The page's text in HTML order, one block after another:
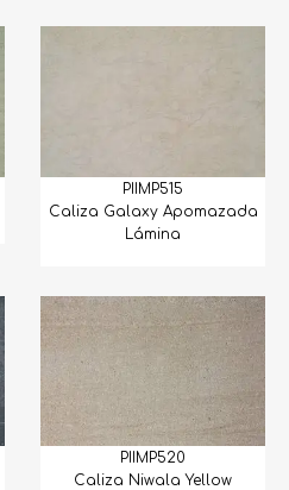
PIIMP515
Caliza Galaxy Apomazada
Lámina
PIIMP520
Caliza Niwala Yellow